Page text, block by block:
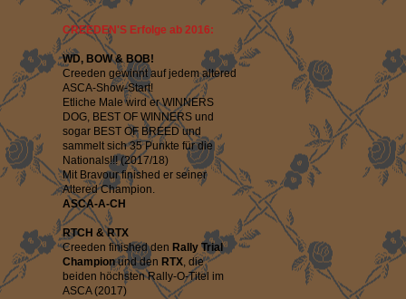
CREEDEN'S Erfolge ab 2016:
WD, BOW & BOB!
Creeden gewinnt auf jedem altered
ASCA-Show-Start!
Etliche Male wird er WINNERS
DOG, BEST OF WINNERS und
sogar BEST OF BREED und
sammelt sich 35 Punkte für die
Nationals!!! (2017/18)
Mit Bravour finished er seiner
Altered Champion.
ASCA-A-CH
RTCH & RTX
Creeden finished den Rally Trial
Championund den RTX, die
beiden höchsten Rally-O-Titel im
ASCA (2017)